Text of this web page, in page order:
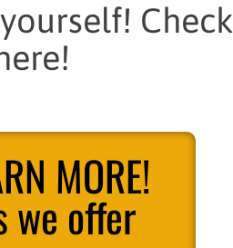
Check
MORE!
we offer